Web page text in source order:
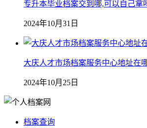
专升本毕业档案交到哪,可以自己拿
2024年10月31日
大庆人才市场档案服务中心地址在
2024年10月25日
档案查询